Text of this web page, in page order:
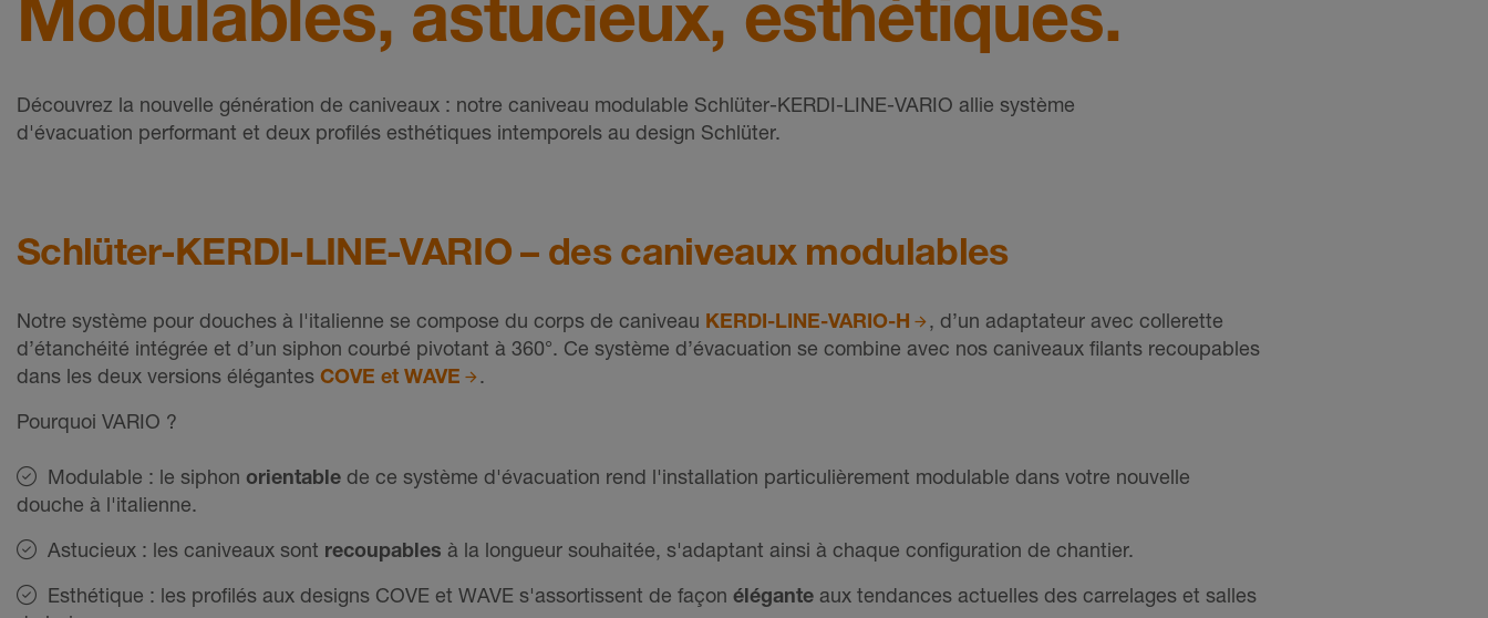
Modulables, astucieux, esthétiques.
Découvrez la nouvelle génération de caniveaux : notre caniveau modulable Schlüter-KERDI-LINE-VARIO allie système
d'évacuation performant et deux profilés esthétiques intemporels au design Schlüter.
Schlüter-KERDI-LINE-VARIO – des caniveaux modulables
Notre système pour douches à l'italienne se compose du corps de caniveau KERDI-LINE-VARIO-H
, d’un adaptateur avec collerette
d’étanchéité intégrée et d’un siphon courbé pivotant à 360°. Ce système d’évacuation se combine avec nos caniveaux filants recoupables
dans les deux versions élégantes COVE et WAVE
.
Pourquoi VARIO ?
Modulable : le siphon orientable de ce système d'évacuation rend l'installation particulièrement modulable dans votre nouvelle
douche à l'italienne.
Astucieux : les caniveaux sont recoupables à la longueur souhaitée, s'adaptant ainsi à chaque configuration de chantier.
Esthétique : les profilés aux designs COVE et WAVE s'assortissent de façon élégante aux tendances actuelles des carrelages et salles